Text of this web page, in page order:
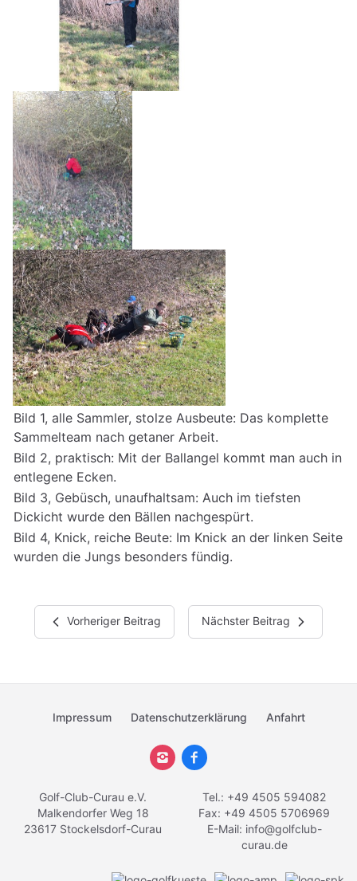
Bild 1, alle Sammler, stolze Ausbeute: Das komplette
Sammelteam nach getaner Arbeit.
Bild 2, praktisch: Mit der Ballangel kommt man auch in
entlegene Ecken.
Bild 3, Gebüsch, unaufhaltsam: Auch im tiefsten
Dickicht wurde den Bällen nachgespürt.
Bild 4, Knick, reiche Beute: Im Knick an der linken Seite
wurden die Jungs besonders fündig.
Vorheriger Beitrag Nächster Beitrag
Impressum Datenschutzerklärung Anfahrt
Golf-Club-Curau e.V.
Malkendorfer Weg 18
23617 Stockelsdorf-Curau
Tel.: +49 4505 594082
Fax: +49 4505 5706969
E-Mail: info@golfclub-
curau.de